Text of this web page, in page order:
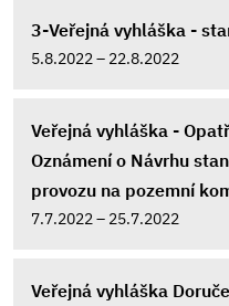
3-Veřejná vyhláška -
5.8.2022 – 22.8.2022
Veřejná vyhláška -
Oznámení o Návrhu
provozu na pozemní
7.7.2022 – 25.7.2022
Veřejná vyhláška